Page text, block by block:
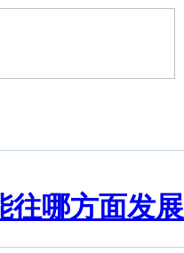
往哪方面发展